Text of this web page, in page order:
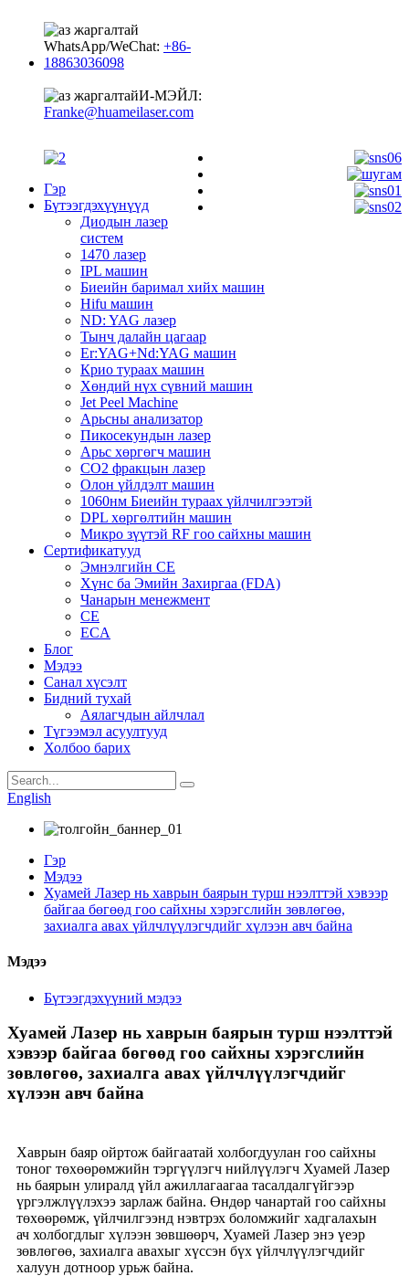
WhatsApp/WeChat: +86-
18863036098
И-МЭЙЛ:
Franke@huameilaser.com
Гэр
Бүтээгдэхүүнүүд
Диодын лазер
систем
1470 лазер
IPL машин
Биеийн баримал хийх машин
Hifu машин
ND: YAG лазер
Тынч далайн цагаар
Er:YAG+Nd:YAG машин
Крио тураах машин
Хөндий нүх сүвний машин
Jet Peel Machine
Арьсны анализатор
Пикосекундын лазер
Арьс хөргөгч машин
CO2 фракцын лазер
Олон үйлдэлт машин
1060нм Биеийн тураах үйлчилгээтэй
DPL хөргөлтийн машин
Микро зүүтэй RF гоо сайхны машин
Сертификатууд
Эмнэлгийн CE
Хүнс ба Эмийн Захиргаа (FDA)
Чанарын менежмент
CE
ECA
Блог
Мэдээ
Санал хүсэлт
Бидний тухай
Аялагчдын айлчлал
Түгээмэл асуултууд
Холбоо барих
English
Гэр
Мэдээ
Хуамей Лазер нь хаврын баярын турш нээлттэй хэвээр
байгаа бөгөөд гоо сайхны хэрэгслийн зөвлөгөө,
захиалга авах үйлчлүүлэгчдийг хүлээн авч байна
Мэдээ
Бүтээгдэхүүний мэдээ
Хуамей Лазер нь хаврын баярын турш нээлттэй
хэвээр байгаа бөгөөд гоо сайхны хэрэгслийн
зөвлөгөө, захиалга авах үйлчлүүлэгчдийг
хүлээн авч байна
Хаврын баяр ойртож байгаатай холбогдуулан гоо сайхны
тоног төхөөрөмжийн тэргүүлэгч нийлүүлэгч Хуамей Лазер
нь баярын улиралд үйл ажиллагаагаа тасалдалгүйгээр
үргэлжлүүлэхээ зарлаж байна. Өндөр чанартай гоо сайхны
төхөөрөмж, үйлчилгээнд нэвтрэх боломжийг хадгалахын
ач холбогдлыг хүлээн зөвшөөрч, Хуамей Лазер энэ үеэр
зөвлөгөө, захиалга авахыг хүссэн бүх үйлчлүүлэгчдийг
халуун дотноор урьж байна.